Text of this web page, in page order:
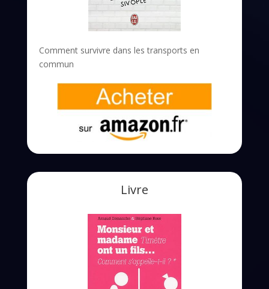
Comment survivre dans les transports en
commun
Livre